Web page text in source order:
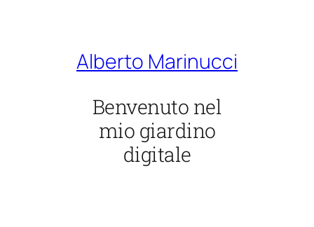
Alberto Marinucci
Benvenuto nel
mio giardino
digitale